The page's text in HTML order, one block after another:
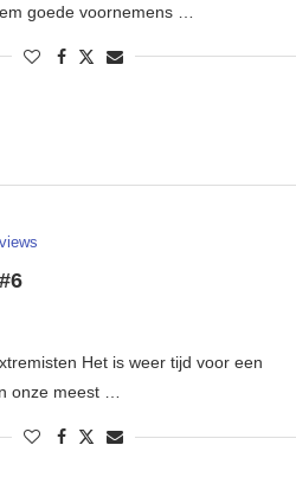
goede voornemens …
Het is weer tijd voor een
onze meest …